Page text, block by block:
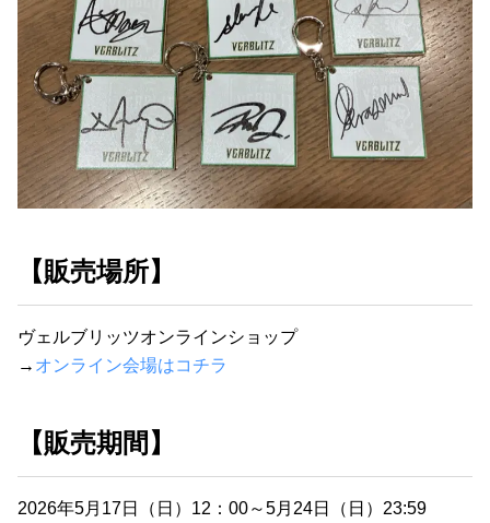
【販売場所】
ヴェルブリッツオンラインショップ
→ オンライン会場はコチラ
【販売期間】
2026年5月17日（日）12：00～5月24日（日）23:59